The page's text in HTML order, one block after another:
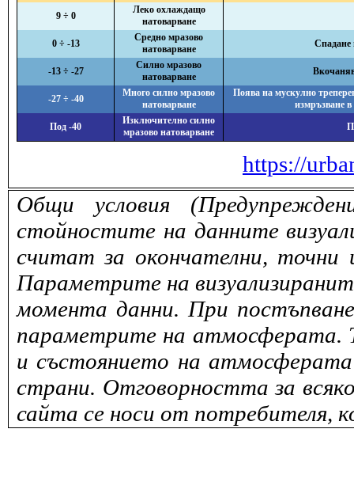
9 ÷ 0
Леко охлаждащо
натоварване
0 ÷ -13
Средно мразово
натоварване
Спадане
-13 ÷ -27
Силно мразово
натоварване
-27 ÷ -40
Много силно мразово
натоварване
Поява на мускулно
измръзване
Под -40
Изключително силно
мразово натоварване
https://
Общи условия
стойностите на данните
считат за окончателни,
Параметрите на
момента данни. При
параметрите на атмосферата.
и състоянието на
страни. Отговорността за
сайта се носи от потребителя,